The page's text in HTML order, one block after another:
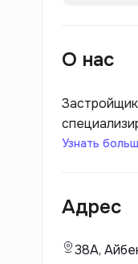
О нас
Узнать
Адрес
38А,